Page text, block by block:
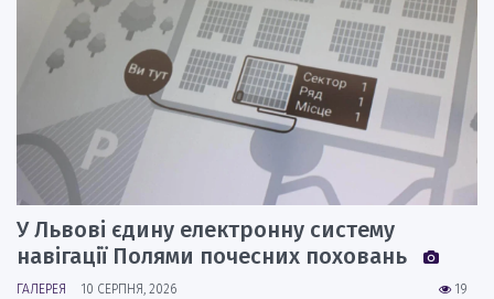
У Львові єдину електронну систему
навігації Полями почесних поховань
19
ГАЛЕРЕЯ 10 СЕРПНЯ, 2026